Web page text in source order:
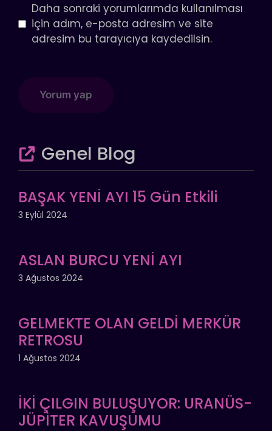
Daha sonraki yorumlarımda kullanılması
için adım, e-posta adresim ve site
adresim bu tarayıcıya kaydedilsin.
Genel Blog
BAŞAK YENİ AYI 15 Gün Etkili
3 Eylül 2024
ASLAN BURCU YENİ AYI
3 Ağustos 2024
GELMEKTE OLAN GELDİ MERKÜR
RETROSU
1 Ağustos 2024
İKİ ÇILGIN BULUŞUYOR: URANÜS-
JÜPİTER KAVUŞUMU